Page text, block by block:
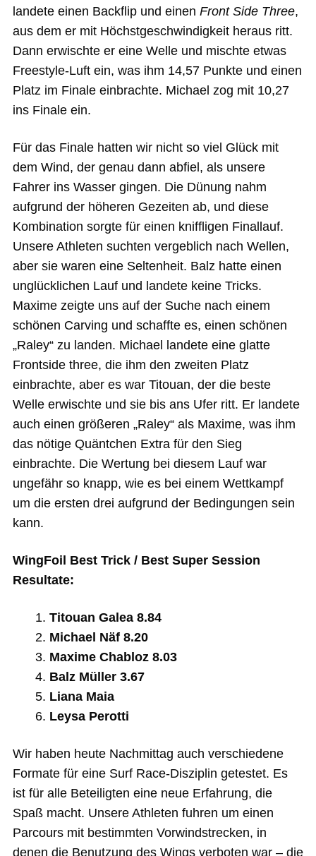
landete einen Backflip und einen Front Side Three,
aus dem er mit Höchstgeschwindigkeit heraus ritt.
Dann erwischte er eine Welle und mischte etwas
Freestyle-Luft ein, was ihm 14,57 Punkte und einen
Platz im Finale einbrachte. Michael zog mit 10,27
ins Finale ein.
Für das Finale hatten wir nicht so viel Glück mit
dem Wind, der genau dann abfiel, als unsere
Fahrer ins Wasser gingen. Die Dünung nahm
aufgrund der höheren Gezeiten ab, und diese
Kombination sorgte für einen kniffligen Finallauf.
Unsere Athleten suchten vergeblich nach Wellen,
aber sie waren eine Seltenheit. Balz hatte einen
unglücklichen Lauf und landete keine Tricks.
Maxime zeigte uns auf der Suche nach einem
schönen Carving und schaffte es, einen schönen
„Raley“ zu landen. Michael landete eine glatte
Frontside three, die ihm den zweiten Platz
einbrachte, aber es war Titouan, der die beste
Welle erwischte und sie bis ans Ufer ritt. Er landete
auch einen größeren „Raley“ als Maxime, was ihm
das nötige Quäntchen Extra für den Sieg
einbrachte. Die Wertung bei diesem Lauf war
ungefähr so knapp, wie es bei einem Wettkampf
um die ersten drei aufgrund der Bedingungen sein
kann.
WingFoil Best Trick / Best Super Session
Resultate:
Titouan Galea 8.84
Michael Näf 8.20
Maxime Chabloz 8.03
Balz Müller 3.67
Liana Maia
Leysa Perotti
Wir haben heute Nachmittag auch verschiedene
Formate für eine Surf Race-Disziplin getestet. Es
ist für alle Beteiligten eine neue Erfahrung, die
Spaß macht. Unsere Athleten fuhren um einen
Parcours mit bestimmten Vorwindstrecken, in
denen die Benutzung des Wings verboten war – die